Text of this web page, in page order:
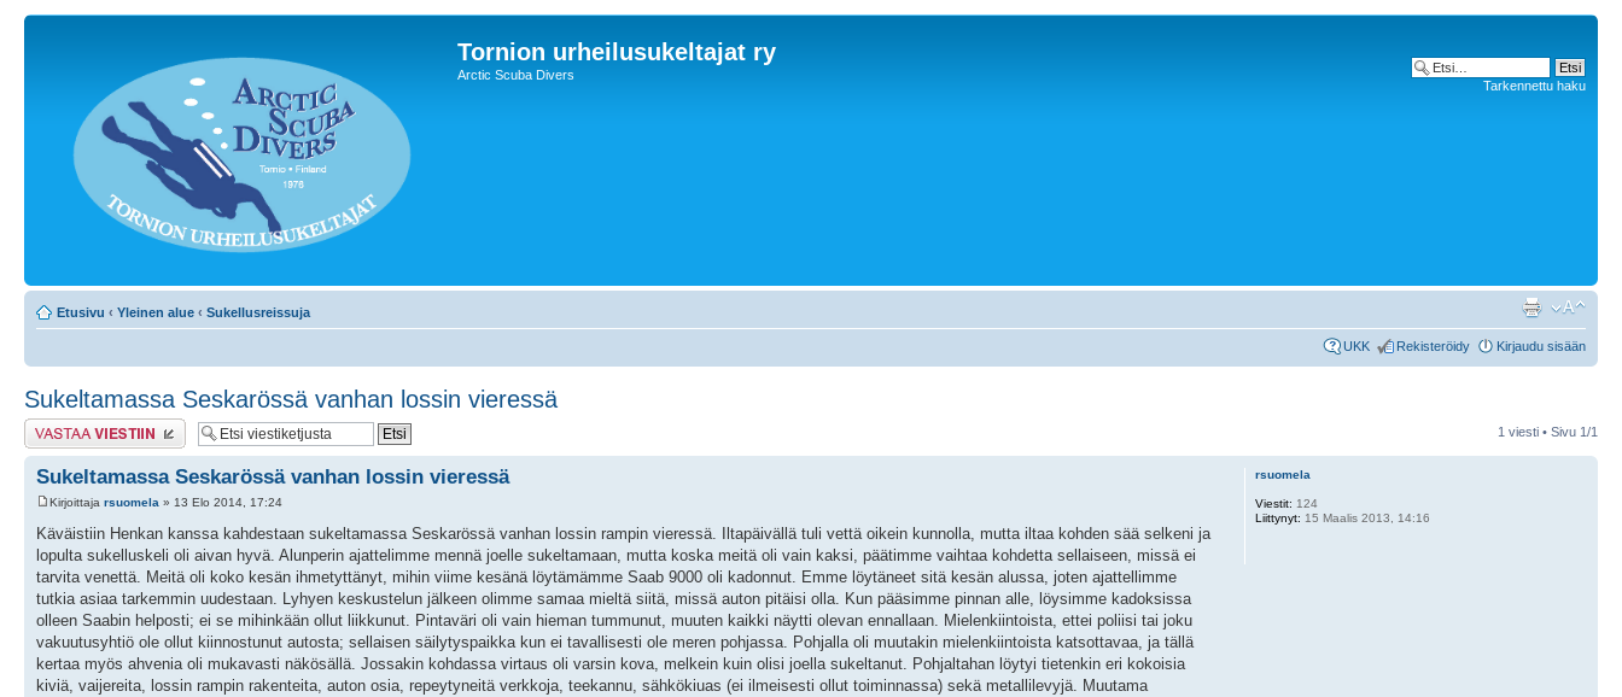
Tornion urheilusukeltajat ry
Arctic Scuba Divers
Tarkennettu haku
Etusivu ‹ Yleinen alue ‹ Sukellusreissuja
UKK Rekisteröidy Kirjaudu sisään
Sukeltamassa Seskarössä vanhan lossin vieressä
Lähetä vastaus 1 viesti • Sivu 1/1
Sukeltamassa Seskarössä vanhan lossin vieressä
Kirjoittaja rsuomela » 13 Elo 2014, 17:24
Käväistiin Henkan kanssa kahdestaan sukeltamassa Seskarössä vanhan lossin rampin vieressä. Iltapäivällä tuli vettä oikein kunnolla, mutta iltaa kohden sää selkeni ja
lopulta sukelluskeli oli aivan hyvä. Alunperin ajattelimme mennä joelle sukeltamaan, mutta koska meitä oli vain kaksi, päätimme vaihtaa kohdetta sellaiseen, missä ei
tarvita venettä. Meitä oli koko kesän ihmetyttänyt, mihin viime kesänä löytämämme Saab 9000 oli kadonnut. Emme löytäneet sitä kesän alussa, joten ajattellimme
tutkia asiaa tarkemmin uudestaan. Lyhyen keskustelun jälkeen olimme samaa mieltä siitä, missä auton pitäisi olla. Kun pääsimme pinnan alle, löysimme kadoksissa
olleen Saabin helposti; ei se mihinkään ollut liikkunut. Pintaväri oli vain hieman tummunut, muuten kaikki näytti olevan ennallaan. Mielenkiintoista, ettei poliisi tai joku
vakuutusyhtiö ole ollut kiinnostunut autosta; sellaisen säilytyspaikka kun ei tavallisesti ole meren pohjassa. Pohjalla oli muutakin mielenkiintoista katsottavaa, ja tällä
kertaa myös ahvenia oli mukavasti näkösällä. Jossakin kohdassa virtaus oli varsin kova, melkein kuin olisi joella sukeltanut. Pohjaltahan löytyi tietenkin eri kokoisia
kiviä, vaijereita, lossin rampin rakenteita, auton osia, repeytyneitä verkkoja, teekannu, sähkökiuas (ei ilmeisesti ollut toiminnassa) sekä metallilevyjä. Muutama
rsuomela
Viestit: 124
Liittynyt: 15 Maalis 2013, 14:16